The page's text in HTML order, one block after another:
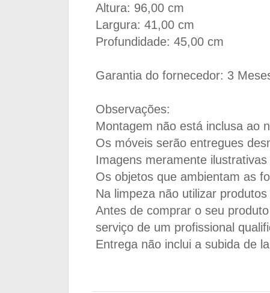
Altura: 96,00 cm
Largura: 41,00 cm
Profundidade: 45,00 cm
Garantia do fornecedor: 3
Observações:
Montagem não está inclusa ao
Os móveis serão entregues
Imagens meramente
Os objetos que ambientam as
Na limpeza não utilizar
Antes de comprar o seu
serviço de um profissional
Entrega não inclui a subida de